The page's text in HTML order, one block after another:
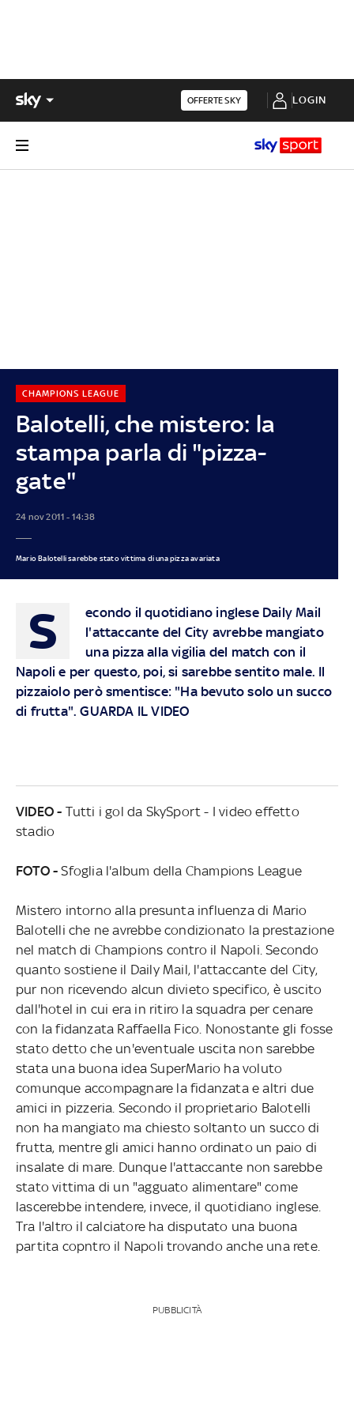
OFFERTE SKY LOGIN
Balotelli, che mistero: la
stampa parla di "pizza-
gate"
CHAMPIONS LEAGUE
24 nov 2011 - 14:38
Mario Balotelli sarebbe stato vittima di una pizza avariata
S
econdo il quotidiano inglese Daily Mail
l'attaccante del City avrebbe mangiato
una pizza alla vigilia del match con il
Napoli e per questo, poi, si sarebbe sentito male. Il
pizzaiolo però smentisce: "Ha bevuto solo un succo
di frutta". GUARDA IL VIDEO
VIDEO - Tutti i gol da SkySport - I video effetto
stadio
FOTO - Sfoglia l'album della Champions League
Mistero intorno alla presunta influenza di Mario
Balotelli che ne avrebbe condizionato la prestazione
nel match di Champions contro il Napoli. Secondo
quanto sostiene il Daily Mail, l'attaccante del City,
pur non ricevendo alcun divieto specifico, è uscito
dall'hotel in cui era in ritiro la squadra per cenare
con la fidanzata Raffaella Fico. Nonostante gli fosse
stato detto che un'eventuale uscita non sarebbe
stata una buona idea SuperMario ha voluto
comunque accompagnare la fidanzata e altri due
amici in pizzeria. Secondo il proprietario Balotelli
non ha mangiato ma chiesto soltanto un succo di
frutta, mentre gli amici hanno ordinato un paio di
insalate di mare. Dunque l'attaccante non sarebbe
stato vittima di un "agguato alimentare" come
lascerebbe intendere, invece, il quotidiano inglese.
Tra l'altro il calciatore ha disputato una buona
partita copntro il Napoli trovando anche una rete.
PUBBLICITÀ